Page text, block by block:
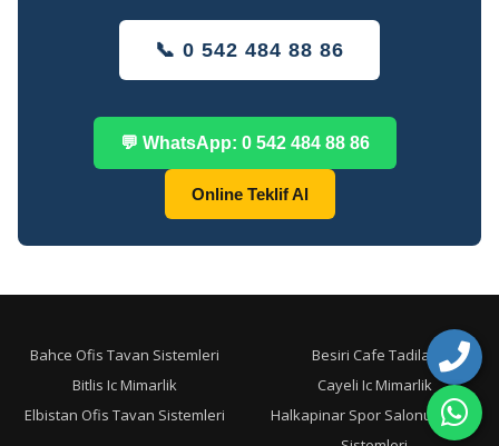
📞 0 542 484 88 86
💬 WhatsApp: 0 542 484 88 86
Online Teklif Al
Bahce Ofis Tavan Sistemleri
Besiri Cafe Tadilati
Bitlis Ic Mimarlik
Cayeli Ic Mimarlik
Elbistan Ofis Tavan Sistemleri
Halkapinar Spor Salonu Tavan